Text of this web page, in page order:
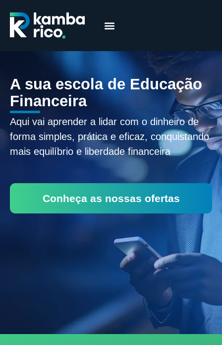
A sua escola de Educação
Financeira
Aqui vai aprender a lidar com o dinheiro de
forma simples, prática e eficaz, conquistando
mais equilíbrio e liberdade financeira
Conheça as nossas ofertas